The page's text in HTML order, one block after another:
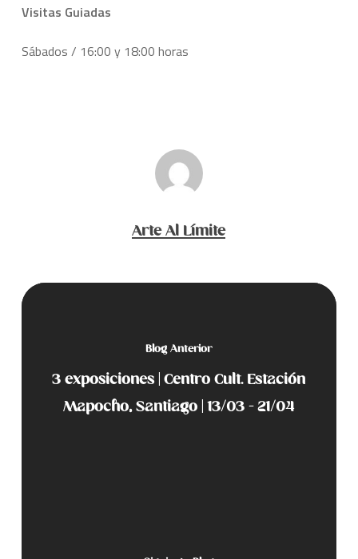
Visitas Guiadas
Sábados / 16:00 y 18:00 horas
Arte Al Límite
Blog Anterior
3 exposiciones | Centro Cult. Estación
Mapocho, Santiago | 13/03 - 21/04